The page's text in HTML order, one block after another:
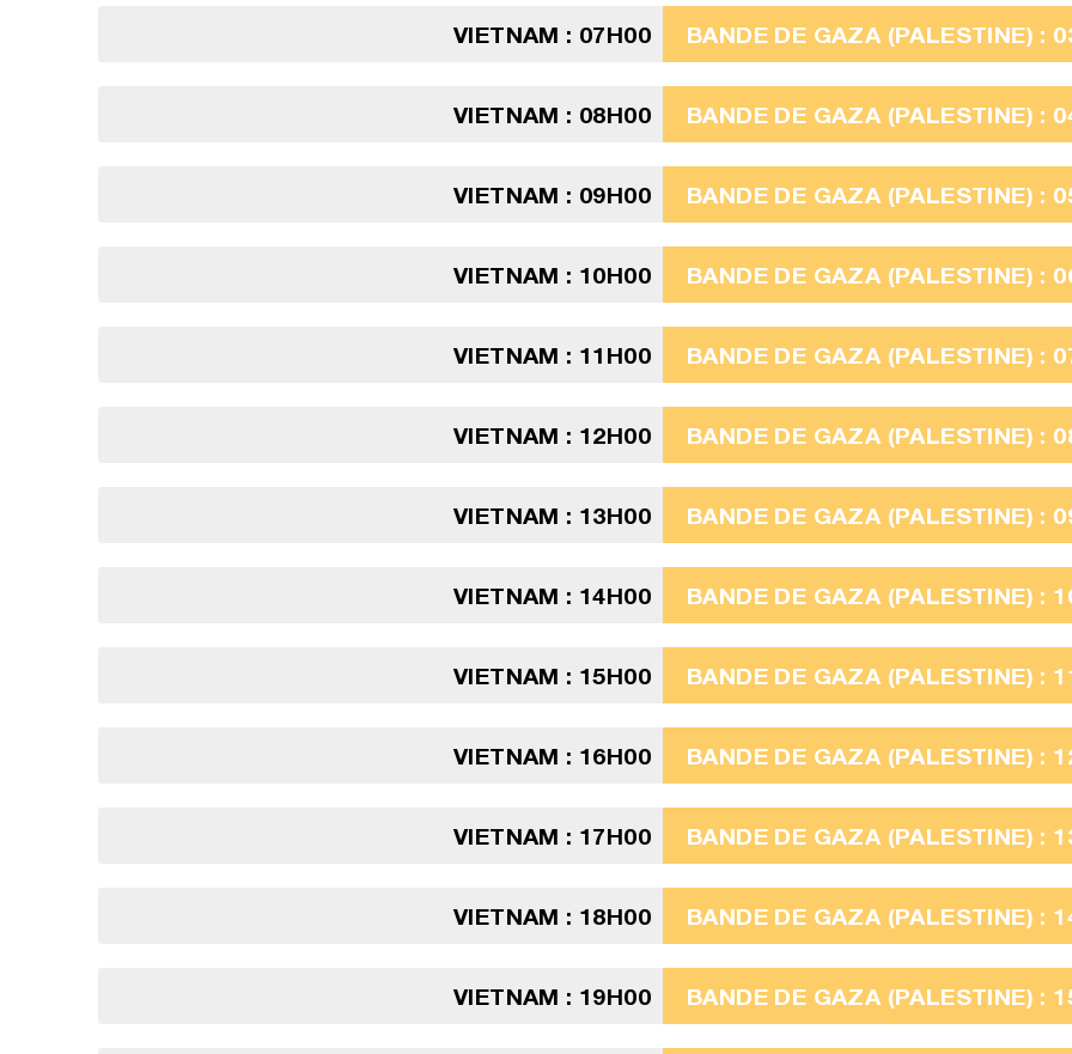
VIETNAM : 07H00 BANDE DE GAZA (PALESTINE) :
VIETNAM : 08H00 BANDE DE GAZA (PALESTINE) :
VIETNAM : 09H00 BANDE DE GAZA (PALESTINE) :
VIETNAM : 10H00 BANDE DE GAZA (PALESTINE) :
VIETNAM : 11H00 BANDE DE GAZA (PALESTINE) :
VIETNAM : 12H00 BANDE DE GAZA (PALESTINE) :
VIETNAM : 13H00 BANDE DE GAZA (PALESTINE) :
VIETNAM : 14H00 BANDE DE GAZA (PALESTINE) :
VIETNAM : 15H00 BANDE DE GAZA (PALESTINE) :
VIETNAM : 16H00 BANDE DE GAZA (PALESTINE) :
VIETNAM : 17H00 BANDE DE GAZA (PALESTINE) :
VIETNAM : 18H00 BANDE DE GAZA (PALESTINE) :
VIETNAM : 19H00 BANDE DE GAZA (PALESTINE) :